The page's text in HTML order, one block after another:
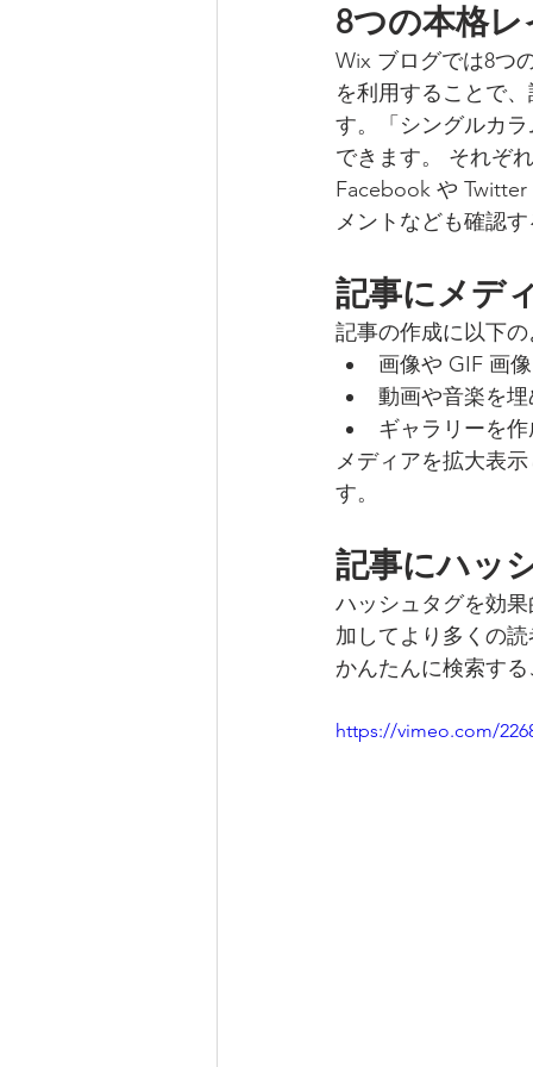
8つの本格
Wix ブログでは8つ
を利用することで
す。「シングルカ
できます。 それぞ
Facebook や
メントなども確認
記事にメデ
記事の作成に以下
画像や GIF 画
動画や音楽を
ギャラリーを
メディアを拡大表
す。
記事にハッ
ハッシュタグを効
加してより多くの
かんたんに検索す
https://vimeo.com/